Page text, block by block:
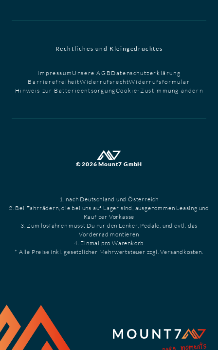
Rechtliches und Kleingedrucktes
Impressum Unsere AGB Datenschutzerklärung
BarrierefreiheitWiderrufsrechtWiderrufsformular
Hinweis zur BatterieentsorgungCookie-Zustimmung ändern
© 2026 Mount7 GmbH
1. nach Deutschland und Österreich
2. Bei Fahrrädern, die bei uns auf Lager sind, ausgenommen Leasing und
Kauf per Vorkasse
3. Zum losfahren musst Du nur den Lenker, Pedale, und evtl. das
Vorderrad montieren
4. Einmal pro Warenkorb
* Alle Preise inkl. gesetzlicher Mehrwertsteuer zzgl. Versandkosten.